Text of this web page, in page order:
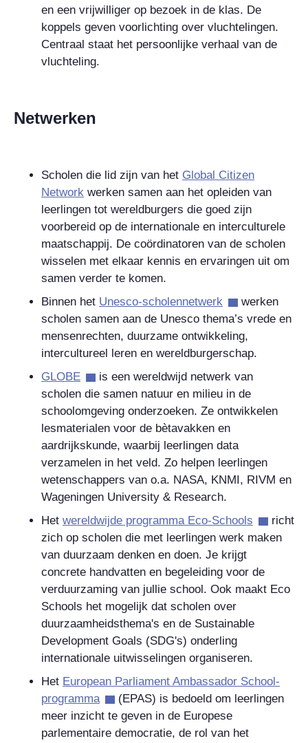
en een vrijwilliger op bezoek in de klas. De
koppels geven voorlichting over vluchtelingen.
Centraal staat het persoonlijke verhaal van de
vluchteling.
Netwerken
Scholen die lid zijn van het Global Citizen
Network werken samen aan het opleiden van
leerlingen tot wereldburgers die goed zijn
voorbereid op de internationale en interculturele
maatschappij. De coördinatoren van de scholen
wisselen met elkaar kennis en ervaringen uit om
samen verder te komen.
Binnen het Unesco-scholennetwerk
werken
scholen samen aan de Unesco thema’s vrede en
mensenrechten, duurzame ontwikkeling,
intercultureel leren en wereldburgerschap.
GLOBE
is een wereldwijd netwerk van
scholen die samen natuur en milieu in de
schoolomgeving onderzoeken. Ze ontwikkelen
lesmaterialen voor de bètavakken en
aardrijkskunde, waarbij leerlingen data
verzamelen in het veld. Zo helpen leerlingen
wetenschappers van o.a. NASA, KNMI, RIVM en
Wageningen University & Research.
Het wereldwijde programma Eco-Schools
richt
zich op scholen die met leerlingen werk maken
van duurzaam denken en doen. Je krijgt
concrete handvatten en begeleiding voor de
verduurzaming van jullie school. Ook maakt Eco
Schools het mogelijk dat scholen over
duurzaamheidsthema's en de Sustainable
Development Goals (SDG's) onderling
internationale uitwisselingen organiseren.
Het European Parliament Ambassador School-
programma
(EPAS) is bedoeld om leerlingen
meer inzicht te geven in de Europese
parlementaire democratie, de rol van het